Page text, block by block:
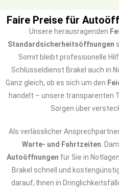
Faire Preise für
Unsere herausragenden
Standardsicherheitsöffnungen
Somit bleibt professionelle
Schlüsseldienst Brakel auch in
Ganz gleich, ob es sich um den
handelt – unsere transparenten
Sorgen über
Als verlässlicher
Warte- und Fahrtzeiten .
Autoöffnungen für Sie in
Brakel schnell und
darauf, Ihnen in